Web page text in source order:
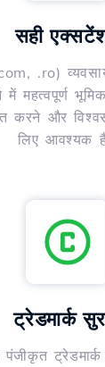
सही
.ro)
महत्वपूर्ण
करने और
लिए आवश्यक
ट्रेडमार्क
पंजीकृत